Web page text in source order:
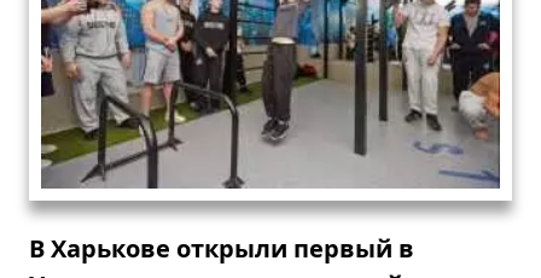
В Харькове открыли первый в